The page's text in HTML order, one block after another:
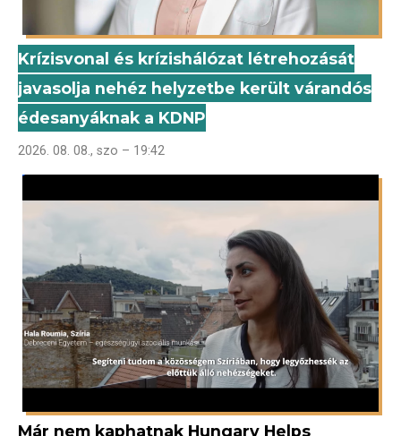
Krízisvonal és krízishálózat létrehozását
javasolja nehéz helyzetbe került várandós
édesanyáknak a KDNP
2026. 08. 08., szo – 19:42
Már nem kaphatnak Hungary Helps